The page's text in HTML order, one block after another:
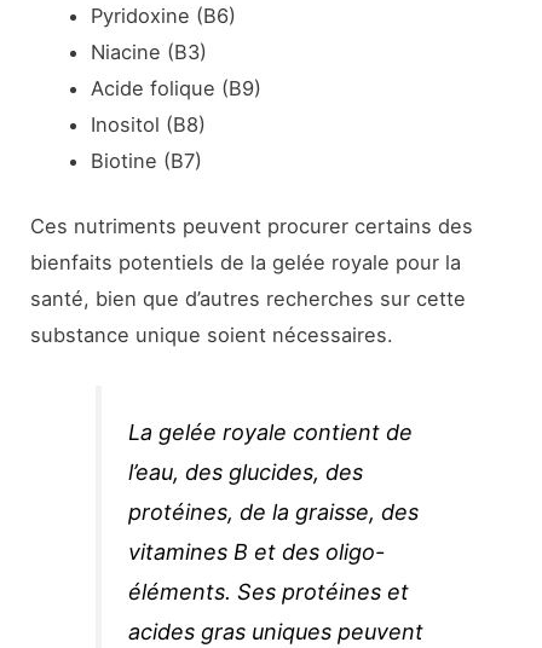
Pyridoxine (B6)
Niacine (B3)
Acide folique (B9)
Inositol (B8)
Biotine (B7)
Ces nutriments peuvent procurer certains des
bienfaits potentiels de la gelée royale pour la
santé, bien que d’autres recherches sur cette
substance unique soient nécessaires.
La gelée royale contient de
l’eau, des glucides, des
protéines, de la graisse, des
vitamines B et des oligo-
éléments. Ses protéines et
acides gras uniques peuvent